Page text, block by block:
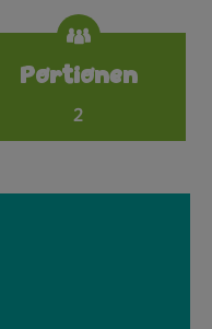
Portionen
2